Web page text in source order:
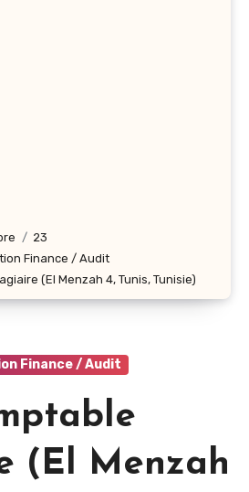
23
Finance / Audit
(El Menzah 4, Tunis, Tunisie)
Finance / Audit
(El Menzah